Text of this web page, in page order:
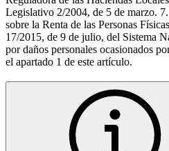
Legislativo 2/2004, de 5 de marzo.
sobre la Renta de las Personas
17/2015, de 9 de julio, del Sistema
por daños personales ocasionados
el apartado 1 de este artículo.